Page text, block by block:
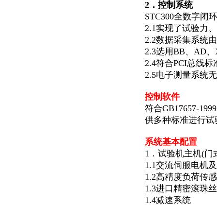
2．控制系统
STC300全数字闭
2.1实现了试验力
2.2数据采集系统
2.3选用BB、AD
2.4符合PCI总线
2.5电子测量系统
控制软件
符合GB17657-
供多种标准进行
系统基本配置
1．试验机主机(门
1.1交流伺服电机
1.2高精度负荷传
1.3进口精密滚珠
1.4减速系统